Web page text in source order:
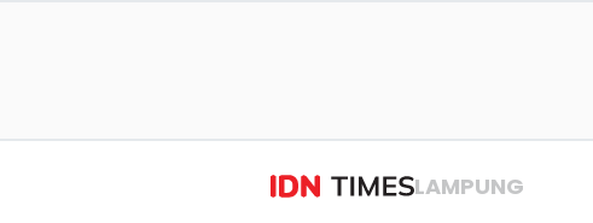
LAMPUNG